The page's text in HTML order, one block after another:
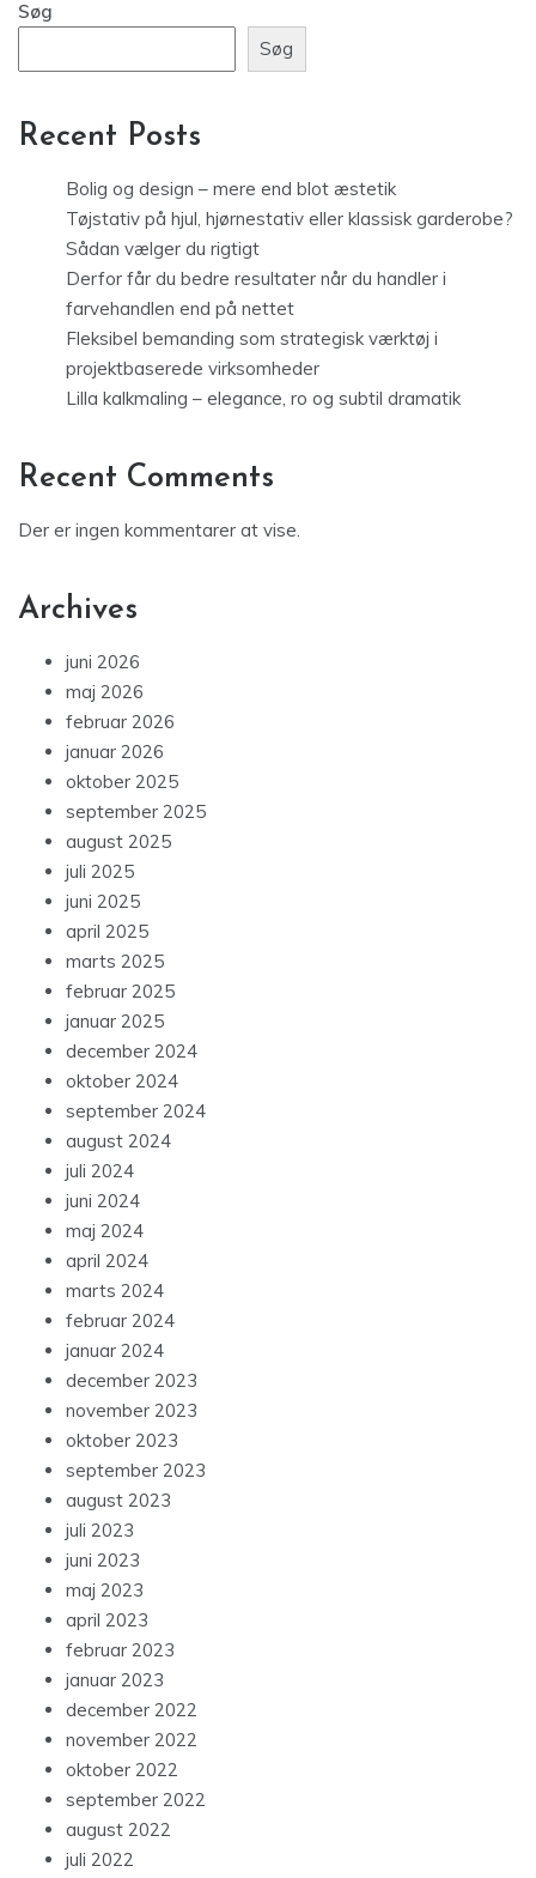
Søg
Søg
Recent Posts
Bolig og design – mere end blot æstetik
Tøjstativ på hjul, hjørnestativ eller klassisk garderobe?
Sådan vælger du rigtigt
Derfor får du bedre resultater når du handler i
farvehandlen end på nettet
Fleksibel bemanding som strategisk værktøj i
projektbaserede virksomheder
Lilla kalkmaling – elegance, ro og subtil dramatik
Recent Comments
Der er ingen kommentarer at vise.
Archives
juni 2026
maj 2026
februar 2026
januar 2026
oktober 2025
september 2025
august 2025
juli 2025
juni 2025
april 2025
marts 2025
februar 2025
januar 2025
december 2024
oktober 2024
september 2024
august 2024
juli 2024
juni 2024
maj 2024
april 2024
marts 2024
februar 2024
januar 2024
december 2023
november 2023
oktober 2023
september 2023
august 2023
juli 2023
juni 2023
maj 2023
april 2023
februar 2023
januar 2023
december 2022
november 2022
oktober 2022
september 2022
august 2022
juli 2022